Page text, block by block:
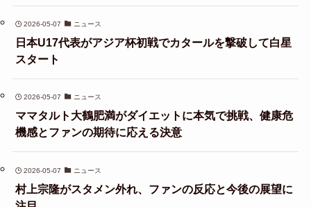
2026-05-07 ニュース
日本U17代表がアジア杯初戦でカタールを撃破して白星
スタート
2026-05-07 ニュース
ママタルト大鶴肥満がダイエットに本気で挑戦、健康危
機感とファンの期待に応える決意
2026-05-07 ニュース
村上宗隆がスタメン外れ、ファンの反応と今後の展望に